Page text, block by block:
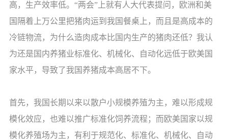
高，生产效率低。“两会”上就有人大代表提问，欧洲和美
国隔着上万公里把猪肉运到我国餐桌上，而且是高成本的
冷链物流，为什么造肉成本比国内生产的猪肉还低？我认
为还是国内养猪业标准化、机械化、自动化远低于欧美国
家水平，导致了我国养猪成本高居不下。
首先，我国长期以来以散户小规模养殖为主，难以形成规
模化效应，也难以推广标准化饲养流程；而欧美国家以规
模化养殖场为主，有利于规范化、标准化、机械化、自动